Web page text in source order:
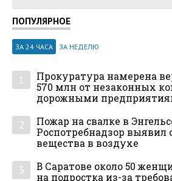
ПОПУЛЯРНОЕ
ЗА 24 ЧАСА ЗА НЕДЕЛЮ
1
Прокуратура намерена
570 млн от незаконных
дорожными
2
Пожар на свалке в
Роспотребнадзор выявил
вещества в воздухе
3
В Саратове около 50
на подростка из-за